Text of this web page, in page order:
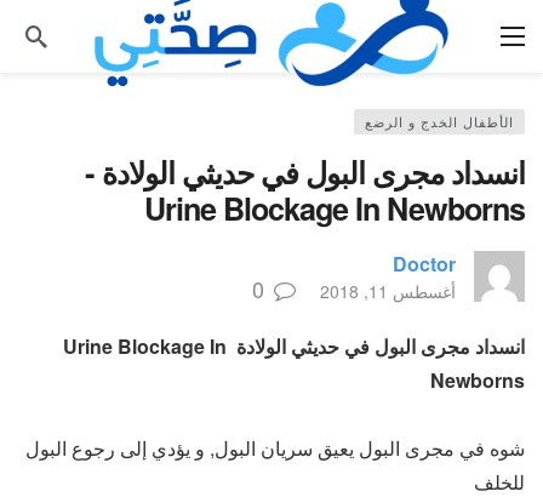
الأطفال الخدج و الرضع
انسداد مجرى البول في حديثي الولادة ­
Urine Blockage In Newborns
Doctor
أغسطس 11, 2018 0
انسداد مجرى البول في حديثي الولادة ­ Urine Blockage In
Newborns
شوه في مجرى البول يعيق سريان البول, و يؤدي إلى رجوع البول
للخلف